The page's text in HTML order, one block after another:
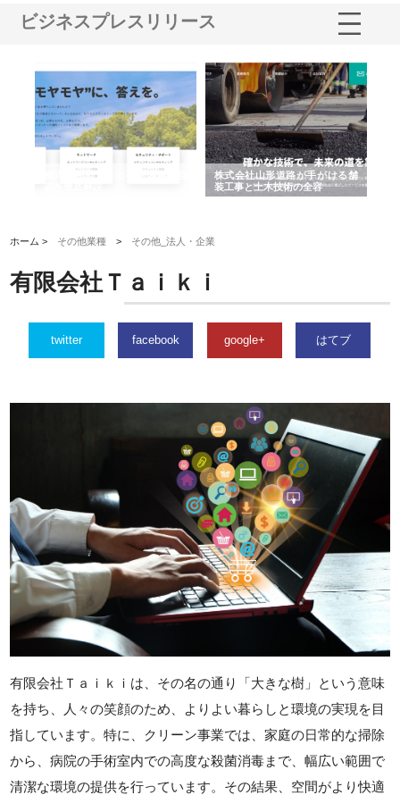
ビジネスプレスリリース
株式会社ＣＳＡの事業内容と強
株式会社山形道路が手がける舗
装工事と土木技術の全容
ホーム > その他業種 > その他_法人・企業
有限会社Ｔａｉｋｉ
twitter facebook google+ はてブ
有限会社Ｔａｉｋｉは、その名の通り「大きな樹」という意味
を持ち、人々の笑顔のため、よりよい暮らしと環境の実現を目
指しています。特に、クリーン事業では、家庭の日常的な掃除
から、病院の手術室内での高度な殺菌消毒まで、幅広い範囲で
清潔な環境の提供を行っています。その結果、空間がより快適